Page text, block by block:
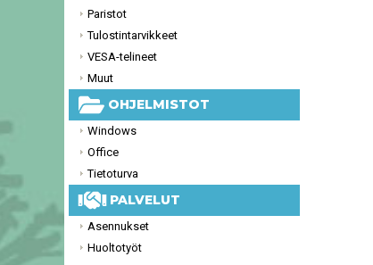
Paristot
Tulostintarvikkeet
VESA-telineet
Muut
OHJELMISTOT
Windows
Office
Tietoturva
PALVELUT
Asennukset
Huoltotyöt